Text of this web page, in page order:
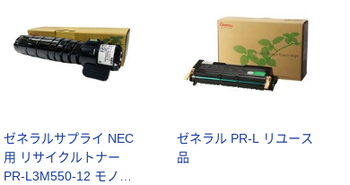
ゼネラルサプライ NEC
用 リサイクルトナー
PR-L3M550-12 モノク
ゼネラル PR-L リユース
品